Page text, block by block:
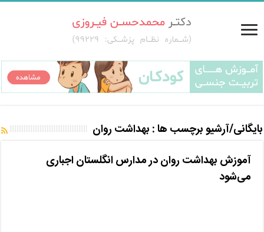
بایگانی/آرشیو برچسب ها : بهداشت روان
آموزش بهداشت روان در مدارس انگلستان اجباری
می‌شود